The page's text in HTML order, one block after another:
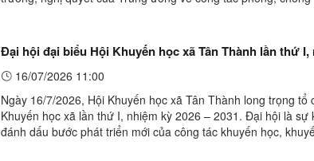
Đại hội đại biểu Hội Khuyến học xã Tân Thành lần thứ I,
16/07/2026 11:00
Ngày 16/7/2026, Hội Khuyến học xã Tân Thành long trọng
Khuyến học xã lần thứ I, nhiệm kỳ 2026 – 2031. Đại hội là sự
đánh dấu bước phát triển mới của công tác khuyến học,